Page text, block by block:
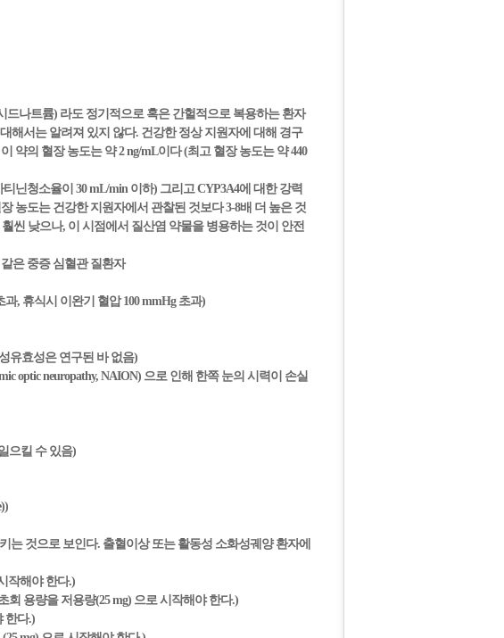
나트륨) 라도 정기적으로 혹은 간헐적으로 복용하는 환자
해서는 알려져 있지 않다. 건강한 정상 지원자에 대해 경구
약의 혈장 농도는 약 2 ng/mL이다 (최고 혈장 농도는 약 440
닌청소율이 30 mL/min 이하) 그리고 CYP3A4에 대한 강력
농도는 건강한 지원자에서 관찰된 것보다 3-8배 더 높은 것
씬 낮으나, 이 시점에서 질산염 약물을 병용하는 것이 안전
은 중증 심혈관 질환자
, 휴식시 이완기 혈압 100 mmHg 초과)
유효성은 연구된 바 없음)
optic neuropathy, NAION) 으로 인해 한쪽 눈의 시력이 손실
으킬 수 있음)
것으로 보인다. 출혈이상 또는 활동성 소화성궤양 환자에
작해야 한다.)
용량을 저용량(25 mg) 으로 시작해야 한다.)
한다.)